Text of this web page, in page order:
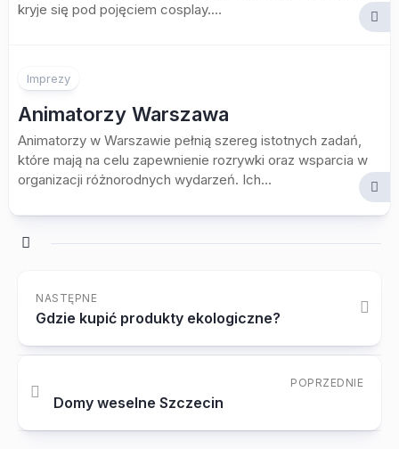
kryje się pod pojęciem cosplay....
Imprezy
Animatorzy Warszawa
Animatorzy w Warszawie pełnią szereg istotnych zadań,
które mają na celu zapewnienie rozrywki oraz wsparcia w
organizacji różnorodnych wydarzeń. Ich...
NASTĘPNE
Gdzie kupić produkty ekologiczne?
POPRZEDNIE
Domy weselne Szczecin